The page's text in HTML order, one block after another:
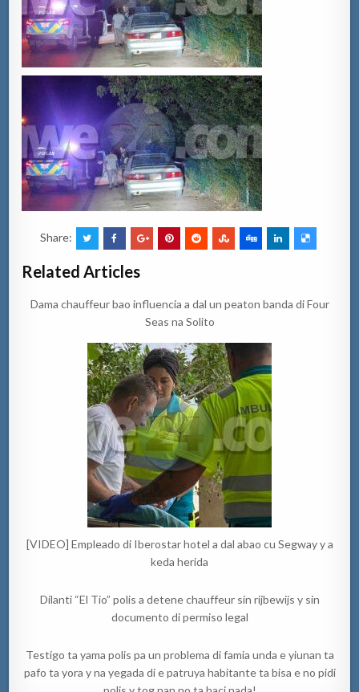
Share:
Related Articles
Dama chauffeur bao influencia a dal un peaton banda di Four
Seas na Solito
[VIDEO] Empleado di Iberostar hotel a dal abao cu Segway y a
keda herida
Dilanti “El Tio” polis a detene chauffeur sin rijbewijs y sin
documento di permiso legal
Testigo ta yama polis pa un problema di famia unda e yiunan ta
pafo ta yora y na yegada di e patruya habitante ta bisa e no pidi